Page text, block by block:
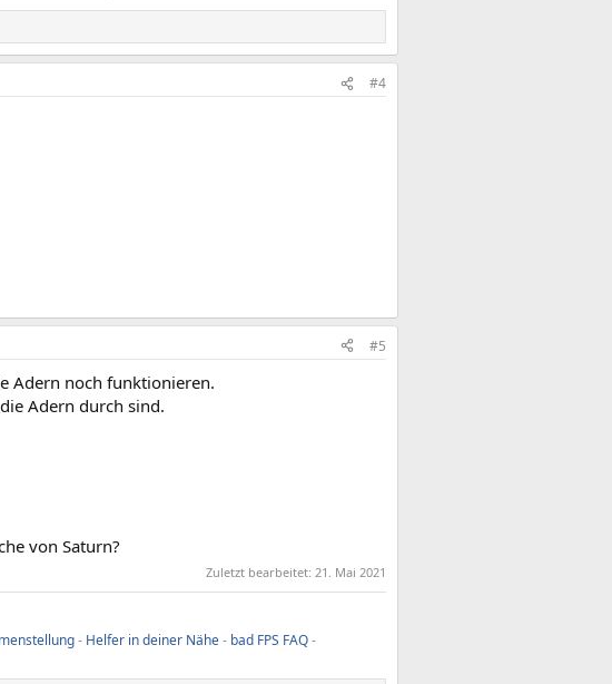
#4
#5
Adern noch funktionieren.
Adern durch sind.
von Saturn?
Zuletzt bearbeitet: 21. Mai 2021
- Helfer in deiner Nähe- bad FPS FAQ-